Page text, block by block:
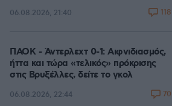
06.08.2026, 21:40 118
ΠΑΟΚ - Άντερλεχτ 0-1: Αιφνιδιασμός,
ήττα και τώρα «τελικός» πρόκρισης
στις Βρυξέλλες, δείτε το γκολ
06.08.2026, 22:44 70